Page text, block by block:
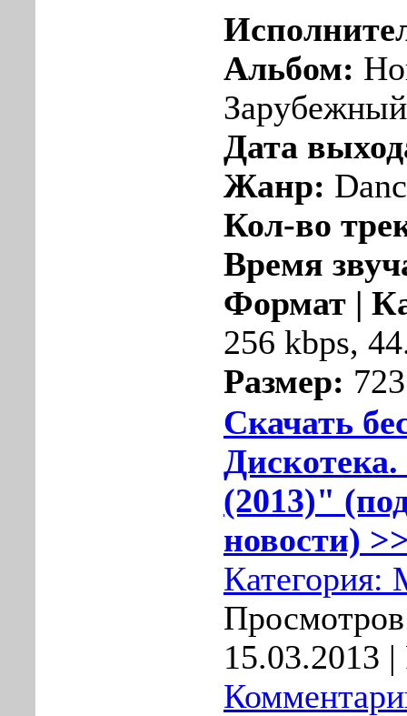
Альбом:
Зарубежный
Дата
Жанр:
Кол-во
Время
Формат |
256 kbps,
Размер:
Скачать
(2013)"
новости)
Категория:
15.03.2013 |